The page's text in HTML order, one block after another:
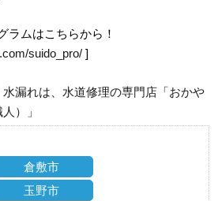
ムはこちらから！
suido_pro/ ]
漏れは、水道修理の専門店「おかや
）」
倉敷市
玉野市